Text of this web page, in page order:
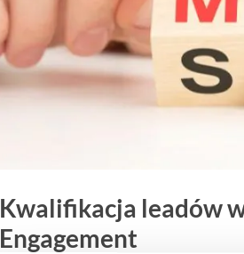
Kwalifikacja leadów
Engagement